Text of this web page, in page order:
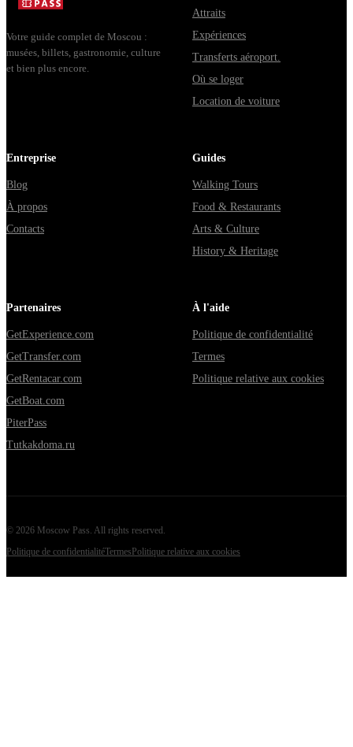
Votre guide complet de Moscou :
musées, billets, gastronomie, culture
et bien plus encore.
Attraits
Expériences
Transferts aéroport.
Où se loger
Location de voiture
Entreprise
Blog
À propos
Contacts
Guides
Walking Tours
Food & Restaurants
Arts & Culture
History & Heritage
Partenaires
GetExperience.com
GetTransfer.com
GetRentacar.com
GetBoat.com
PiterPass
Tutkakdoma.ru
À l'aide
Politique de confidentialité
Termes
Politique relative aux cookies
© 2026 Moscow Pass. All rights reserved.
Politique de confidentialitéTermes Politique relative aux cookies